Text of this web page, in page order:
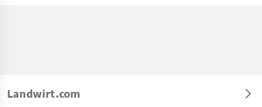
Landwirt.com